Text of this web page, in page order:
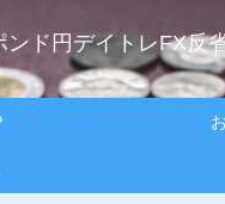
ンド円デイトレFX反